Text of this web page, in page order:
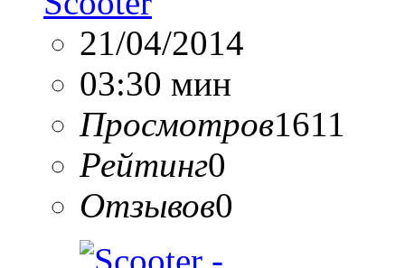
21/04/2014
03:30 мин
Просмотров1611
Рейтинг0
Отзывов0